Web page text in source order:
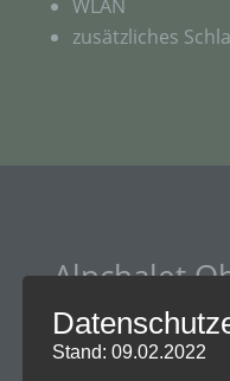
WLAN
zusätzliches
Alpchalet
Stand: 09.02.2022